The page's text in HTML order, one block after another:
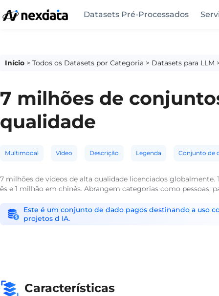
Datasets Pré-Processados
Início > Todos os Datasets por Categoria > Datasets para LLM
7 milhões de
qualidade
Multimodal Vídeo Descrição Legenda Conjunto de
7 milhões de vídeos de alta qualidade licenciados
ês e 1 milhão em chinês. Abrangem categorias como pessoas,
Este é um conjunto de dado pagos destinando a uso
projetos d IA.
Características